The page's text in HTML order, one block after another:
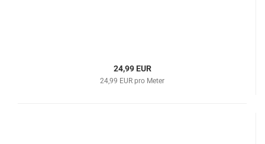
24,99 EUR
24,99 EUR pro Meter